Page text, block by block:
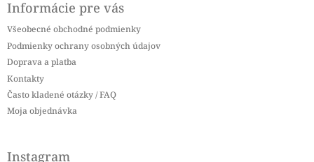
Informácie pre vás
Všeobecné obchodné podmienky
Podmienky ochrany osobných údajov
Doprava a platba
Kontakty
Často kladené otázky / FAQ
Moja objednávka
Instagram